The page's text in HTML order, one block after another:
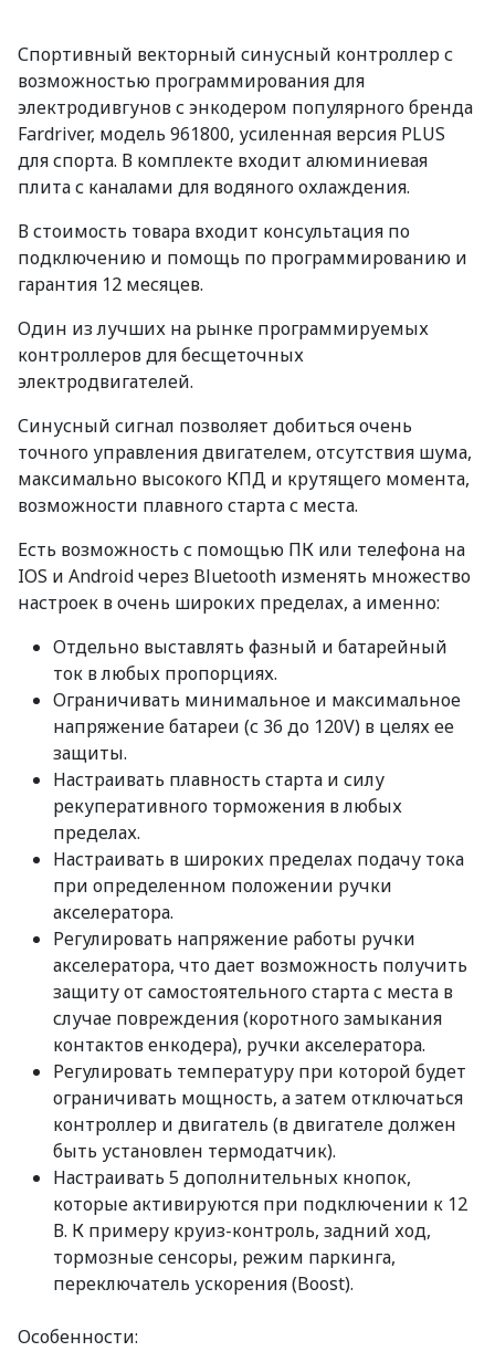
Спортивный векторный синусный контроллер с
возможностью программирования для
электродивгунов с энкодером популярного бренда
Fardriver, модель 961800, усиленная версия PLUS
для спорта. В комплекте входит алюминиевая
плита с каналами для водяного охлаждения.
В стоимость товара входит консультация по
подключению и помощь по программированию и
гарантия 12 месяцев.
Один из лучших на рынке программируемых
контроллеров для бесщеточных
электродвигателей.
Синусный сигнал позволяет добиться очень
точного управления двигателем, отсутствия шума,
максимально высокого КПД и крутящего момента,
возможности плавного старта с места.
Есть возможность с помощью ПК или телефона на
IOS и Android через Bluetooth изменять множество
настроек в очень широких пределах, а именно:
Отдельно выставлять фазный и батарейный
ток в любых пропорциях.
Ограничивать минимальное и максимальное
напряжение батареи (с 36 до 120V) в целях ее
защиты.
Настраивать плавность старта и силу
рекуперативного торможения в любых
пределах.
Настраивать в широких пределах подачу тока
при определенном положении ручки
акселератора.
Регулировать напряжение работы ручки
акселератора, что дает возможность получить
защиту от самостоятельного старта с места в
случае повреждения (коротного замыкания
контактов енкодера), ручки акселератора.
Регулировать температуру при которой будет
ограничивать мощность, а затем отключаться
контроллер и двигатель (в двигателе должен
быть установлен термодатчик).
Настраивать 5 дополнительных кнопок,
которые активируются при подключении к 12
В. К примеру круиз-контроль, задний ход,
тормозные сенсоры, режим паркинга,
переключатель ускорения (Boost).
Особенности: